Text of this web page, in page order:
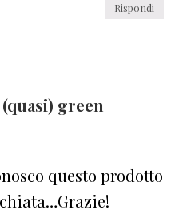
Rispondi
green
questo prodotto